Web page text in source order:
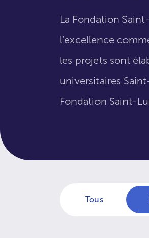
La Fondation
l’excellence
les projets sont
universitaires
Fondation Saint-
Tous